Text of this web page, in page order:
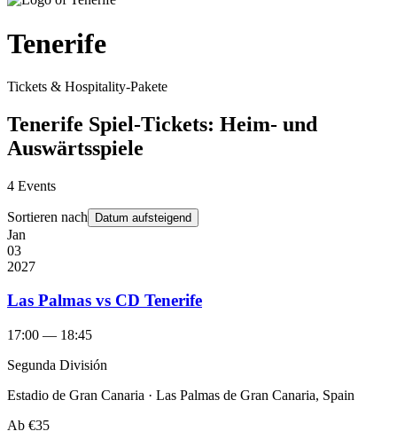
Tenerife
Tickets & Hospitality-Pakete
Tenerife Spiel-Tickets: Heim- und
Auswärtsspiele
4 Events
Sortieren nach Datum aufsteigend
Jan
03
2027
Las Palmas vs CD Tenerife
17:00 — 18:45
Segunda División
Estadio de Gran Canaria · Las Palmas de Gran Canaria, Spain
Ab €35